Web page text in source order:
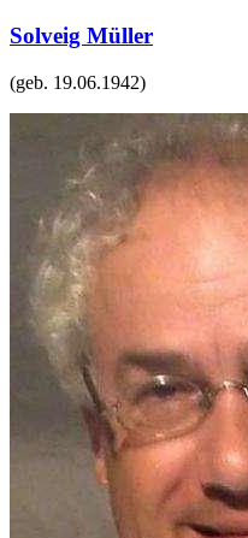
Solveig Müller
(geb. 19.06.1942)